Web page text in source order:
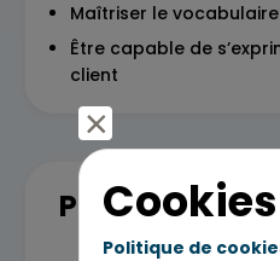
Maîtriser le
Être capable de
client
Programme
Cookies
Politique de